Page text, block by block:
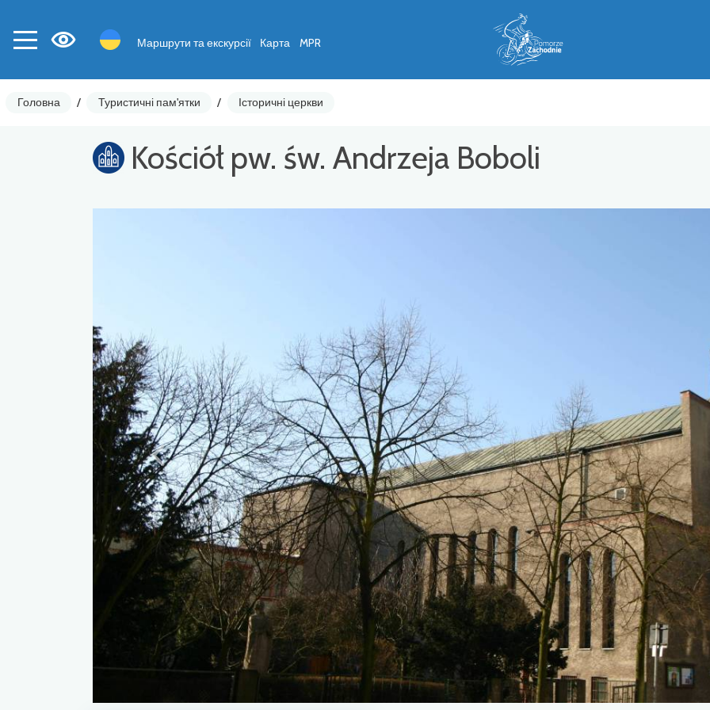
Маршрути та екскурсії Карта MPR
Головна / Туристичні пам'ятки / Історичні церкви
Kościół pw. św. Andrzeja Boboli